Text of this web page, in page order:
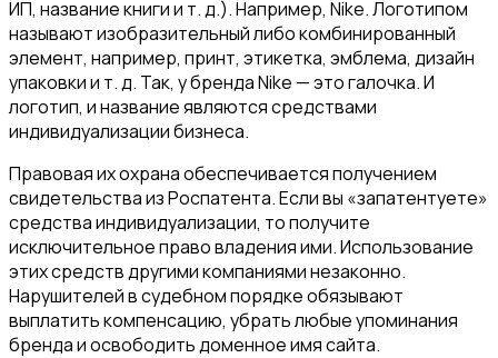
ИП, название книги и т. д.). Например, Nike. Логотипом
называют изобразительный либо комбинированный
элемент, например, принт, этикетка, эмблема, дизайн
упаковки и т. д. Так, у бренда Nike — это галочка. И
логотип, и название являются средствами
индивидуализации бизнеса.
Правовая их охрана обеспечивается получением
свидетельства из Роспатента. Если вы «запатентуете»
средства индивидуализации, то получите
исключительное право владения ими. Использование
этих средств другими компаниями незаконно.
Нарушителей в судебном порядке обязывают
выплатить компенсацию, убрать любые упоминания
бренда и освободить доменное имя сайта.